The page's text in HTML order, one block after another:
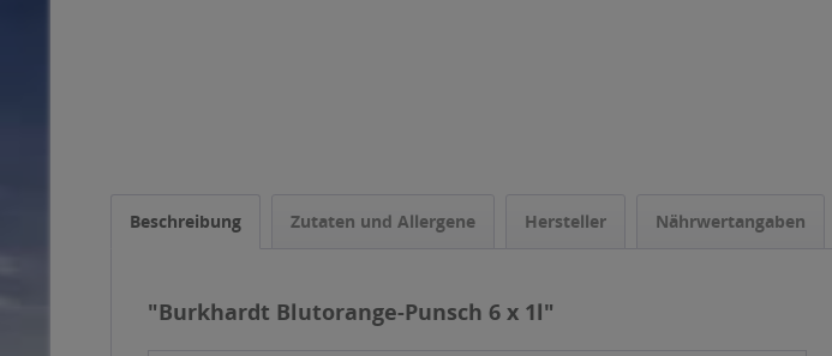
Beschreibung Zutaten und Allergene Hersteller Nährwertangaben
"Burkhardt Blutorange-Punsch 6 x 1l"